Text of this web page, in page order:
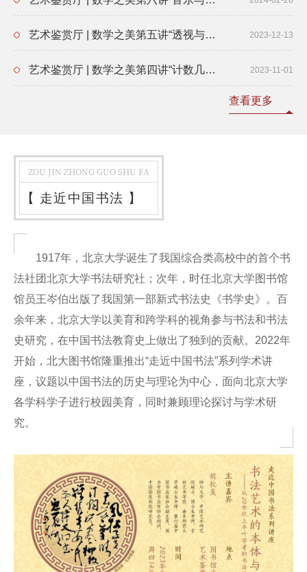
2023-12-13
艺术鉴赏厅 | 数学之美第五讲“透视与射影——几何学帮你欣赏诗和远方的风景”
2023-11-01
艺术鉴赏厅 | 数学之美第四讲“计数几何与镜像对称”
查看更多
ZOU JIN ZHONG GUO SHU FA
【 走近中国书法 】
1917年，北京大学诞生了我国综合类高校中的首个书
法社团北京大学书法研究社；次年，时任北京大学图书馆
馆员王岑伯出版了我国第一部新式书法史《书学史》。百
余年来，北京大学以美育和跨学科的视角参与书法和书法
史研究，在中国书法教育史上做出了独到的贡献。2022年
开始，北大图书馆隆重推出“走近中国书法”系列学术讲
座，议题以中国书法的历史与理论为中心，面向北京大学
各学科学子进行校园美育，同时兼顾理论探讨与学术研
究。